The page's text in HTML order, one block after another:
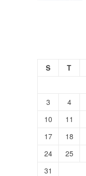
S
T
3
4
10
11
17
18
24
25
31